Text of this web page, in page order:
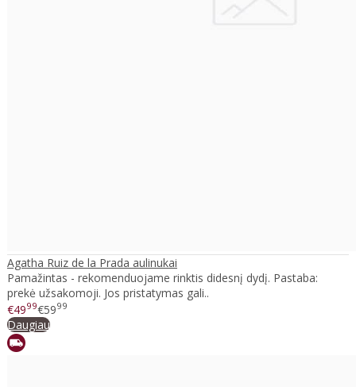
Agatha Ruiz de la Prada aulinukai
Pamažintas - rekomenduojame rinktis didesnį dydį. Pastaba:
prekė užsakomoji. Jos pristatymas gali..
€4999€5999
Daugiau